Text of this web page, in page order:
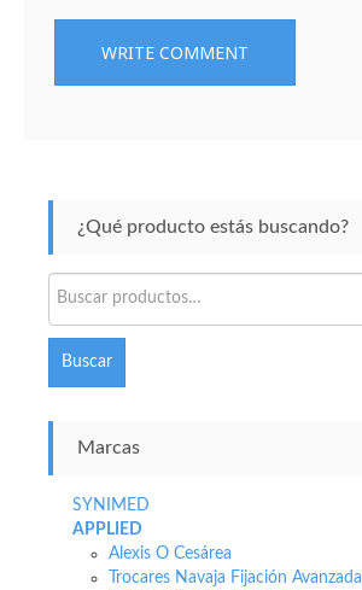
¿Qué producto estás buscando?
por:
Buscar
Marcas
SYNIMED
APPLIED
Alexis O Cesárea
Trocares Navaja Fijación Avanzada